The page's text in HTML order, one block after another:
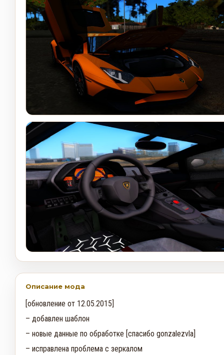
Описание мода
[обновление от 12.05.2015]
– добавлен шаблон
– новые данные по обработке [спасибо gonzalezvla]
– исправлена ​​проблема с зеркалом